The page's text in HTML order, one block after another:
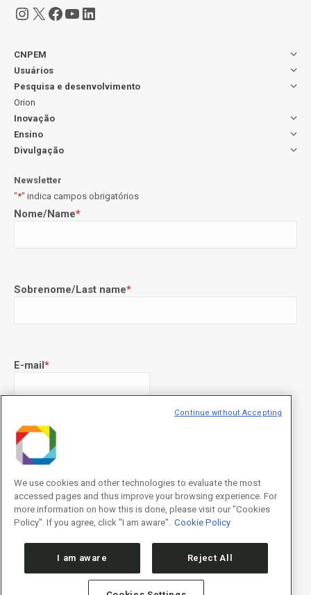
Instagram
X Facebook
Youtube
LinkedIn
CNPEM
Usuários
Pesquisa e desenvolvimento
Orion
Inovação
Ensino
Divulgação
Newsletter
"*" indica campos obrigatórios
Nome/Name*
Sobrenome/Last name*
E-mail*
Declaração de consentimento
Concordo com os termos de uso descritos na
Privacidade
We use cookies and other technologies to evaluate the most
accessed pages and thus improve your browsing experience. For
more information on how this is done, please visit our "Cookies
Policy". If you agree, click "I am aware". Cookie Policy
I am aware Reject All
Continue without Accepting